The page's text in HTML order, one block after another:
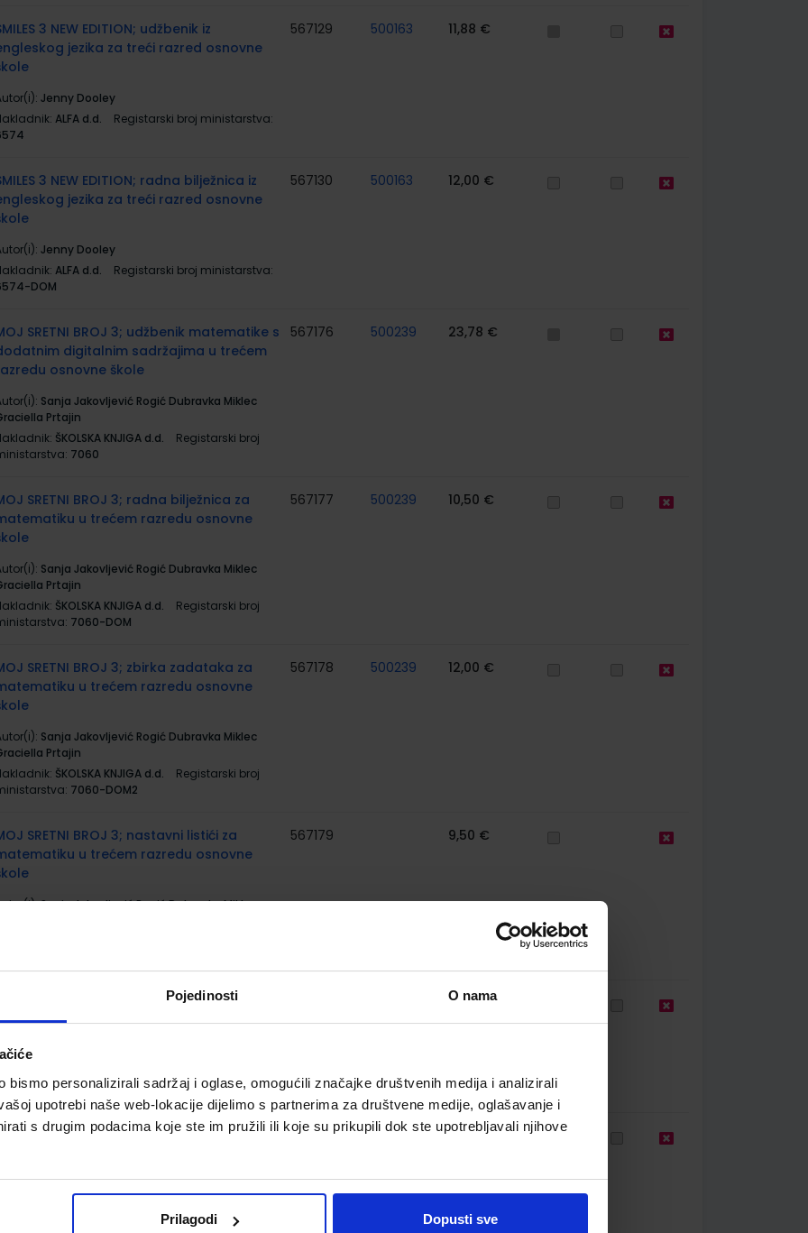
Pojedinosti O nama
bismo personalizirali sadržaj i oglase, omogućili značajke društvenih medija i analizirali
upotrebi naše web-lokacije dijelimo s partnerima za društvene medije, oglašavanje i
s drugim podacima koje ste im pružili ili koje su prikupili dok ste upotrebljavali njihove
Prilagodi Dopusti sve
3 NEW EDITION; udžbenik iz
jezika za treći razred osnovne
Jenny Dooley
ALFA d.d.
Registarski broj ministarstva:
567129 500163 11,88 €
3 NEW EDITION; radna bilježnica iz
jezika za treći razred osnovne
Jenny Dooley
ALFA d.d.
Registarski broj ministarstva:
DOM
567130 500163 12,00 €
SRETNI BROJ 3; udžbenik matematike s
digitalnim sadržajima u trećem
osnovne škole
Sanja Jakovljević Rogić Dubravka Miklec
Prtajin
ŠKOLSKA KNJIGA d.d.
Registarski broj
7060
567176 500239 23,78 €
SRETNI BROJ 3; radna bilježnica za
u trećem razredu osnovne
Sanja Jakovljević Rogić Dubravka Miklec
Prtajin
ŠKOLSKA KNJIGA d.d.
Registarski broj
7060-DOM
567177 500239 10,50 €
SRETNI BROJ 3; zbirka zadataka za
u trećem razredu osnovne
Sanja Jakovljević Rogić Dubravka Miklec
Prtajin
ŠKOLSKA KNJIGA d.d.
Registarski broj
7060-DOM2
567178 500239 12,00 €
SRETNI BROJ 3; nastavni listići za
u trećem razredu osnovne
Sanja Jakovljević Rogić Dubravka Miklec
567179 9,50 €
KRUG 3; udžbenik, radni obrazovni
iz glazbene kulture, 3.r.oš
11,00 €
LJUBAVI I POMIRENJU; udžbenik za
567202 500156 11,88 €